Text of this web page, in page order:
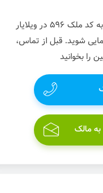
هنگام تماس تلفنی، لطفاً به کد ملک 596 در ویلایار
شوید. قبل از تماس،
را بخوانید
مالک